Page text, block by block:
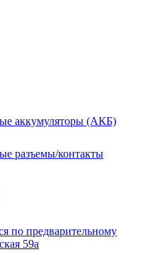
по предварительному
59а
аккумуляторы (АКБ)
разъемы/контакты